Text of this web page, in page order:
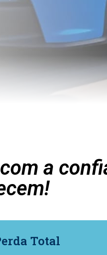
a
Total